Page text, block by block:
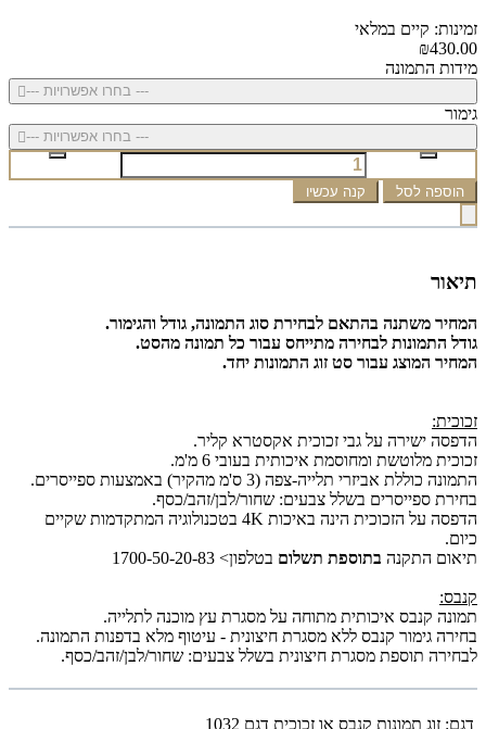
זמינות: קיים במלאי
₪430.00
מידות התמונה
--- בחרו אפשרויות ---
גימור
--- בחרו אפשרויות ---
הוספה לסל קנה עכשיו
תיאור
המחיר משתנה בהתאם לבחירת סוג התמונה, גודל והגימור.
גודל התמונות לבחירה מתייחס עבור כל תמונה מהסט.
המחיר המוצג עבור סט זוג התמונות יחד.
זכוכית:
הדפסה ישירה על גבי זכוכית אקסטרא קליר.
זכוכית מלוטשת ומחוסמת איכותית בעובי 6 מ'מ.
התמונה כוללת אביזרי תלייה-צפה (3 ס'מ מהקיר) באמצעות ספייסרים.
בחירת ספייסרים בשלל צבעים: שחור/לבן/זהב/כסף.
הדפסה על הזכוכית הינה באיכות 4K בטכנולוגיה המתקדמות שקיים
כיום.
תיאום התקנה בתוספת תשלום בטלפון> 1700-50-20-83
קנבס:
תמונה קנבס איכותית מתוחה על מסגרת עץ מוכנה לתלייה.
בחירה גימור קנבס ללא מסגרת חיצונית - עיטוף מלא בדפנות התמונה.
לבחירה תוספת מסגרת חיצונית בשלל צבעים: שחור/לבן/זהב/כסף.
דגם: זוג תמונות קנבס או זכוכית דגם 1032